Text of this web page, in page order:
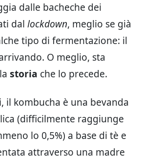
dalle bacheche dei
dal lockdown, meglio se già
tipo di fermentazione: il
O meglio, sta
storia che lo precede.
il kombucha è una bevanda
(difficilmente raggiunge
lo 0,5%) a base di tè e
attraverso una madre